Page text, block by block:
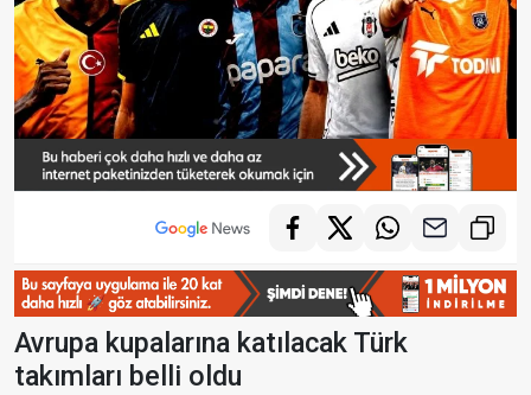
Avrupa kupalarına katılacak Türk
takımları belli oldu